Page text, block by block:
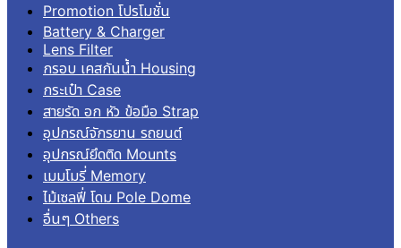
Promotion โปรโมชั่น
Battery & Charger
Lens Filter
กรอบ เคสกันน้ำ Housing
กระเป๋า Case
สายรัด อก หัว ข้อมือ Strap
อุปกรณ์จักรยาน รถยนต์
อุปกรณ์ยึดติด Mounts
เมมโมรี่ Memory
ไม้เซลฟี่ โดม Pole Dome
อื่นๆ Others